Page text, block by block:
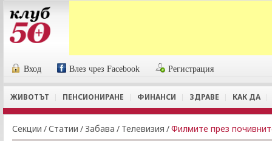
Вход Влез чрез Facebook Регистрация
ЖИВОТЪТ ПЕНСИОНИРАНЕ ФИНАНСИ ЗДРАВЕ КАК ДА
Секции /Статии / Забава / Телевизия /Филмите през